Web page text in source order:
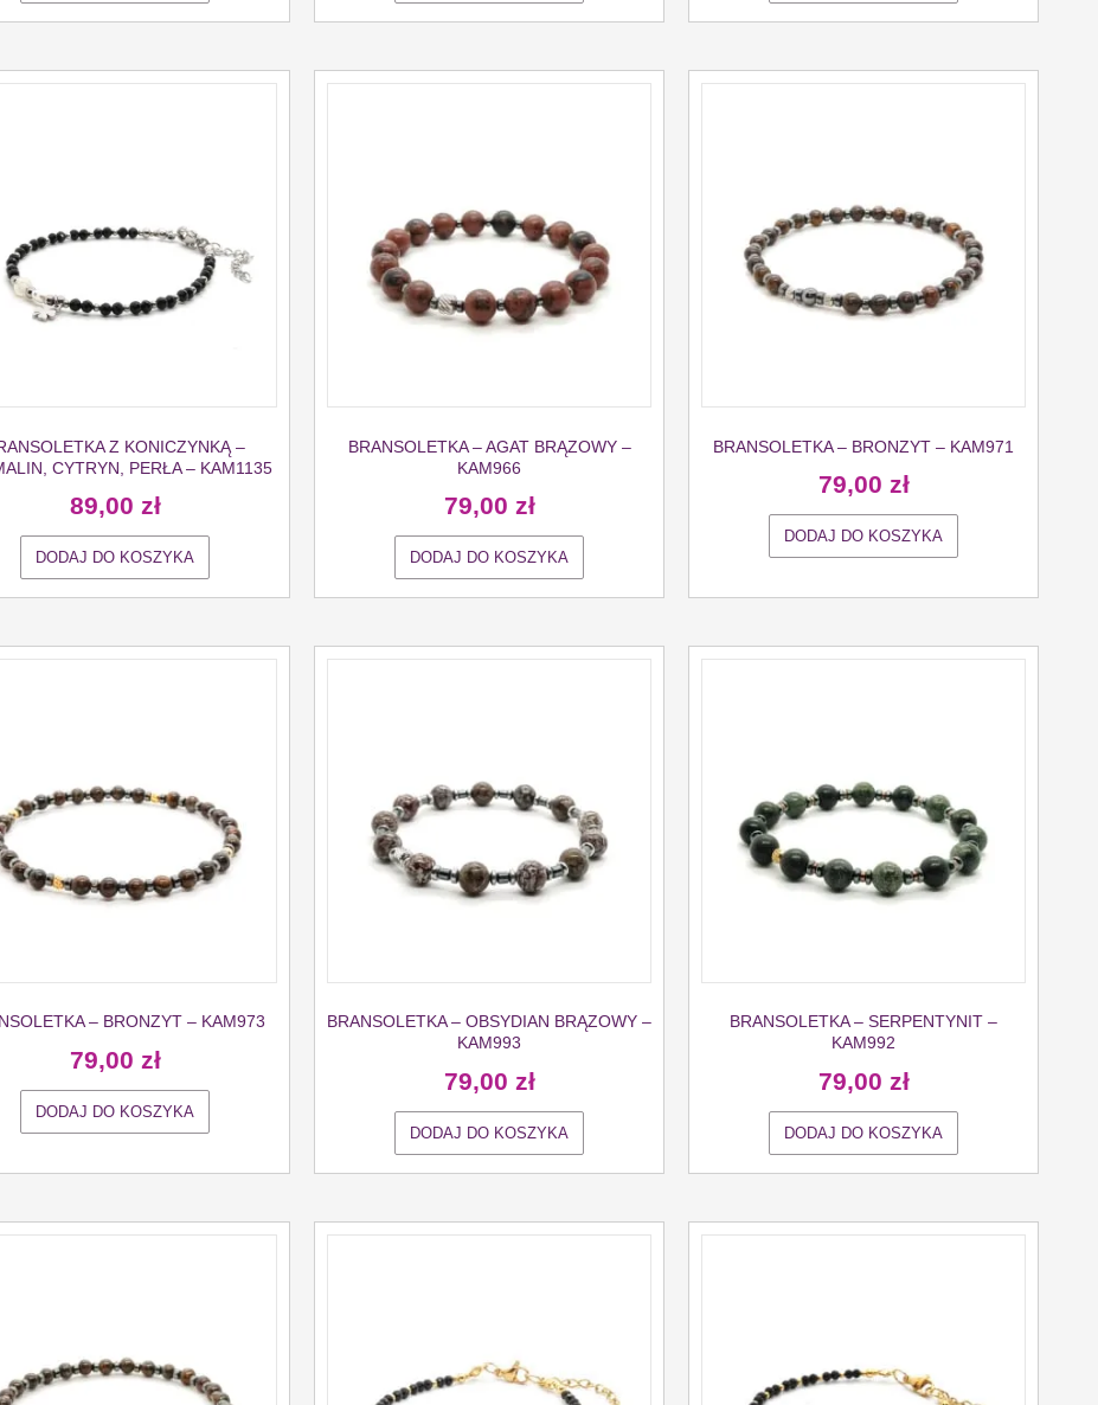
Z KONICZYNKĄ –
CYTRYN, PERŁA – KAM1135
89,00 zł
DODAJ DO KOSZYKA
BRANSOLETKA – AGAT BRĄZOWY –
KAM966
79,00 zł
DODAJ DO KOSZYKA
BRANSOLETKA – BRONZYT – KAM971
79,00 zł
DODAJ DO KOSZYKA
– BRONZYT – KAM973
79,00 zł
DODAJ DO KOSZYKA
BRANSOLETKA – OBSYDIAN BRĄZOWY –
KAM993
79,00 zł
DODAJ DO KOSZYKA
BRANSOLETKA – SERPENTYNIT –
KAM992
79,00 zł
DODAJ DO KOSZYKA